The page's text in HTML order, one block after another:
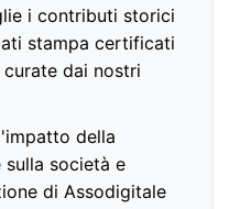
i contributi storici
stampa certificati
dai nostri
della
società e
di Assodigitale